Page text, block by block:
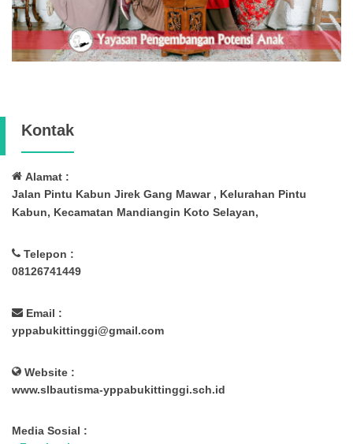
Kontak
Alamat :
Jalan Pintu Kabun Jirek Gang Mawar , Kelurahan Pintu
Kabun, Kecamatan Mandiangin Koto Selayan,
Telepon :
08126741449
Email :
yppabukittinggi@gmail.com
Website :
www.slbautisma-yppabukittinggi.sch.id
Media Sosial :